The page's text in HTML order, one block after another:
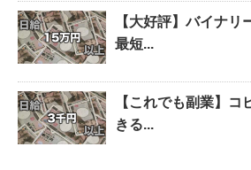
【大好評】バイナリ
最短...
【これでも副業】
きる...